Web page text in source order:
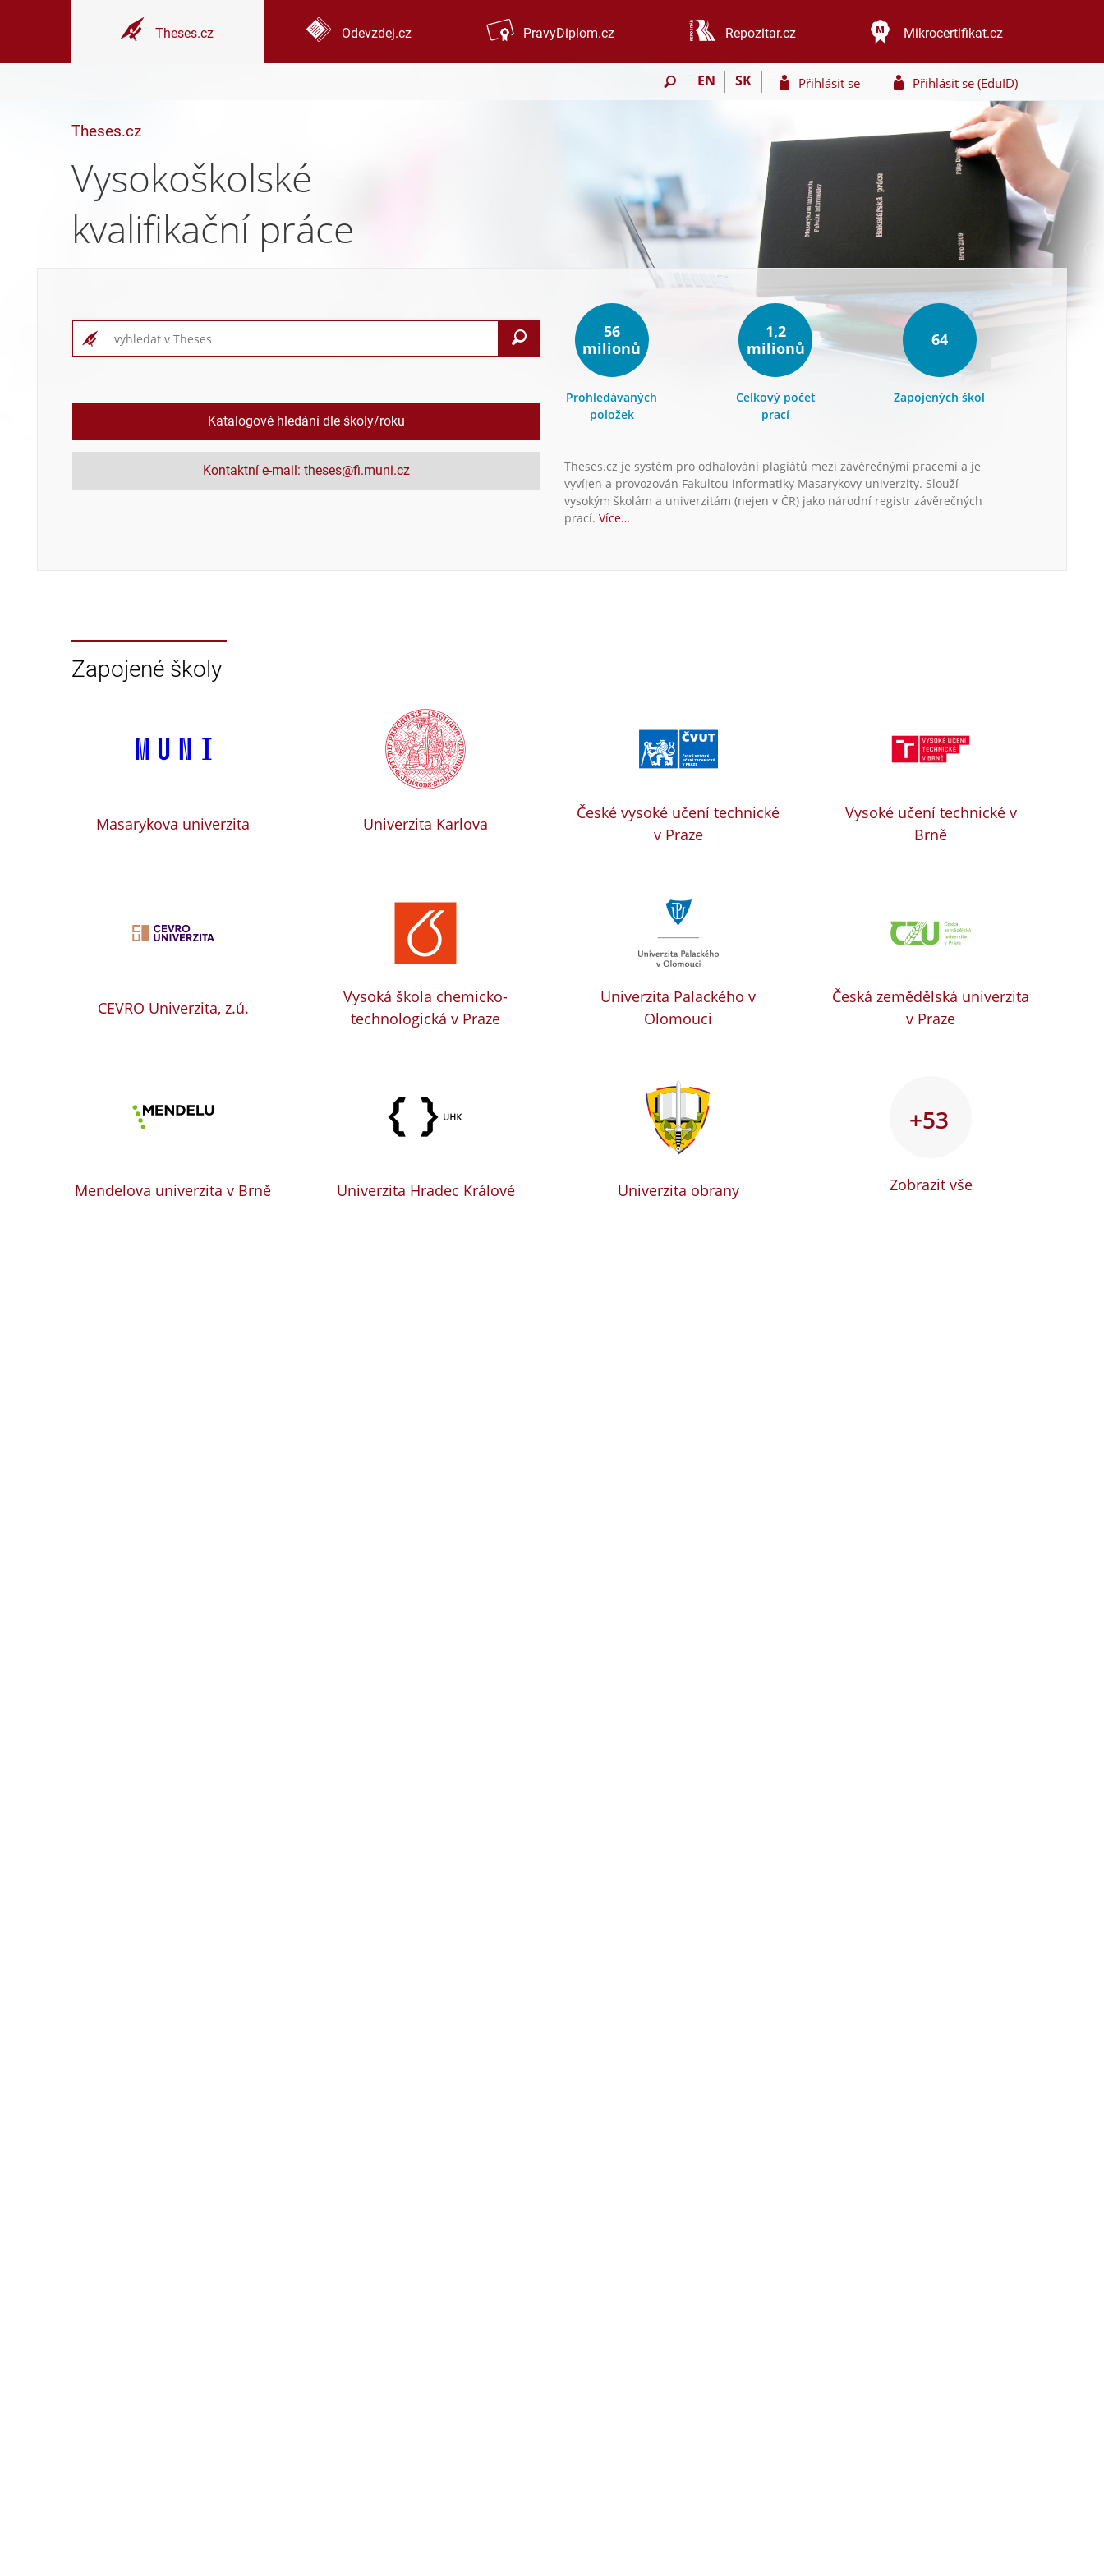
Theses.cz Odevzdej.cz PravyDiplom.cz Repozitar.cz Mikrocertifikat.cz
EN SK Přihlásit se Přihlásit se (EduID)
Theses.cz
Vysokoškolské
kvalifikační práce
Vyhledat
Katalogové hledání dle školy/roku
Kontaktní e-mail: theses@fi.muni.cz
56
milionů
Prohledávaných
položek
1,2
milionů
Celkový počet
prací
64
Zapojených škol
Theses.cz je systém pro odhalování plagiátů mezi závěrečnými pracemi a je
vyvíjen a provozován Fakultou informatiky Masarykovy univerzity. Slouží
vysokým školám a univerzitám (nejen v ČR) jako národní registr závěrečných
prací. Více…
Zapojené školy
Masarykova univerzita Univerzita Karlova
České vysoké učení technické
v Praze
Vysoké učení technické v
Brně
CEVRO Univerzita, z.ú.
Vysoká škola chemicko-
technologická v Praze
Univerzita Palackého v
Olomouci
Česká zemědělská univerzita
v Praze
Mendelova univerzita v Brně Univerzita Hradec Králové Univerzita obrany
+53
Zobrazit vše